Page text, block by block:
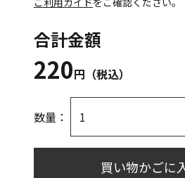
合計金額
220円（税込）
数量：
買い物かごに